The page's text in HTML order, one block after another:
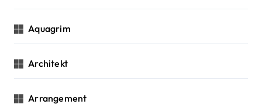
Aquagrim
Architekt
Arrangement